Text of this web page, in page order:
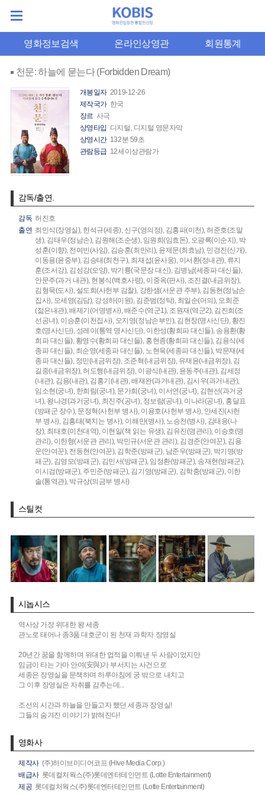
영화정보검색 온라인상영관 회원통계
천문: 하늘에 묻는다 (Forbidden Dream)
개봉일자 2019-12-26
제작국가 한국
장르 사극
상영타입 디지털, 디지털 영문자막
상영시간 132분 59초
관람등급 12세이상관람가
감독/출연.
감독 허진호
출연 최민식(장영실), 한석규(세종), 신구(영의정), 김홍파(이천),허준호(조말
생), 김태우(정남손), 김원해(조순생), 임원희(임효돈), 오광록(이순지), 박
성훈(이향), 전여빈(사임), 김승훈(최만리), 윤제문(최효남), 민경진(신개),
이동용(윤중부), 김승태(최천구), 최재섭(윤사웅), 이서환(정내관), 류지
훈(조서강), 김성강(오양), 박기륭(국문장 대신), 김병남(세종파 대신들),
안문주(과거 내관), 현봉식(백호사령), 이중옥(판사), 조진결(내금위장),
김형묵(도사), 설도희(사헌부 감찰), 강한샘(서운관 주부), 김동현(정남손
집사), 오세영(김담), 강성하(이원), 김준범(정탁), 최일순(어의), 오희준
(젊은내관),배제기(어명병사),배준수(역군1), 조원재(역군2), 김진희(조
선공녀), 이승훈(이천집사), 오지영(정남손부인), 김현창(명사신단), 황진
호(명사신단), 성레이(통역 명사신단), 이한성(황희파 대신들), 송용환(황
희파 대신들), 황영수(황희파 대신들), 홍현종(황희파 대신들), 김용식(세
종파 대신들), 최순영(세종파 대신들), 노현욱(세종파 대신들), 박문재(세
종파 대신들), 정민(내금위장), 조준혁(내금위장), 유재윤(내금위장), 김
길중(내금위장),허도행(내금위장), 이광식(내관), 윤동주(내관), 김세정
(내관), 김용(내관), 김홍기(내관),배재완(과거내관), 김시우(과거내관),
임소현(궁녀), 한희림(궁녀), 문가희(궁녀), 이서연(궁녀), 김현선(과거궁
녀), 왕나경(과거궁녀), 최진주(공녀), 정보람(공녀), 이나라(공녀), 홍달표
(방패군 장수), 문정혁(사헌부 병사), 이용호(사헌부 병사), 안세진(사헌
부 병사), 김흥태(북치는 병사), 이해만(병사), 노승천(병사), 김태응(나
장), 최태호(이천대역), 이현일(책 읽는 유생), 김유진(명관리), 이승호(명
관리), 이한형(서운관 관리), 박민규(서운관 관리), 김경준(안여꾼), 김용
운(안여꾼), 전동현(안여꾼), 김학준(방패군), 남준우(방패군), 박기명(방
패군), 김영모(방패군), 김민서(방패군), 임정환(방패군), 송재현(방패군),
이시검(방패군), 주민준(방패군), 김기영(방패군), 김학충(방패군), 이한
솔(통역관), 박규상(의금부 병사)
스틸컷
시놉시스
역사상 가장 위대한 왕 세종
관노로 태어나 종3품 대호군이 된 천재 과학자 장영실
20년간 꿈을 함께하며 위대한 업적을 이뤄낸 두 사람이었지만
임금이 타는 가마 안여(安與)가 부서지는 사건으로
세종은 장영실을 문책하며 하루아침에 궁 밖으로 내치고
그 이후 장영실은 자취를 감추는데...
조선의 시간과 하늘을 만들고자 했던 세종과 장영실!
그들의 숨겨진 이야기가 밝혀진다!
영화사
제작사 (주)하이브미디어코프 (Hive Media Corp.)
배급사 롯데컬처웍스(주)롯데엔터테인먼트 (Lotte Entertainment)
제공 롯데컬처웍스(주)롯데엔터테인먼트 (Lotte Entertainment)